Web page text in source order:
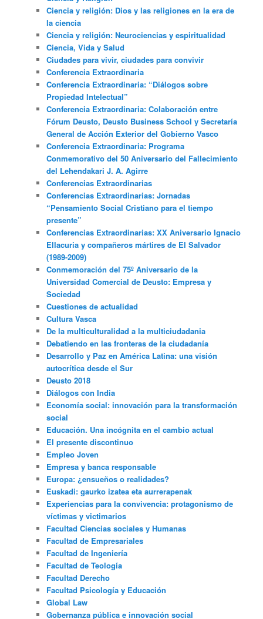
Ciencia y religión: Dios y las religiones en la era de
la ciencia
Ciencia y religión: Neurociencias y espiritualidad
Ciencia, Vida y Salud
Ciudades para vivir, ciudades para convivir
Conferencia Extraordinaria
Conferencia Extraordinaria: “Diálogos sobre
Propiedad Intelectual”
Conferencia Extraordinaria: Colaboración entre
Fórum Deusto, Deusto Business School y Secretaría
General de Acción Exterior del Gobierno Vasco
Conferencia Extraordinaria: Programa
Conmemorativo del 50 Aniversario del Fallecimiento
del Lehendakari J. A. Agirre
Conferencias Extraordinarias
Conferencias Extraordinarias: Jornadas
“Pensamiento Social Cristiano para el tiempo
presente”
Conferencias Extraordinarias: XX Aniversario Ignacio
Ellacuria y compañeros mártires de El Salvador
(1989-2009)
Conmemoración del 75º Aniversario de la
Universidad Comercial de Deusto: Empresa y
Sociedad
Cuestiones de actualidad
Cultura Vasca
De la multiculturalidad a la multiciudadania
Debatiendo en las fronteras de la ciudadanía
Desarrollo y Paz en América Latina: una visión
autocrítica desde el Sur
Deusto 2018
Diálogos con India
Economía social: innovación para la transformación
social
Educación. Una incógnita en el cambio actual
El presente discontinuo
Empleo Joven
Empresa y banca responsable
Europa: ¿ensueños o realidades?
Euskadi: gaurko izatea eta aurrerapenak
Experiencias para la convivencia: protagonismo de
víctimas y victimarios
Facultad Ciencias sociales y Humanas
Facultad de Empresariales
Facultad de Ingeniería
Facultad de Teología
Facultad Derecho
Facultad Psicología y Educación
Global Law
Gobernanza pública e innovación social